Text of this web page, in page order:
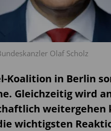
Olaf Scholz
Koalition in Berlin
Gleichzeitig wird
weitergehen
wichtigsten